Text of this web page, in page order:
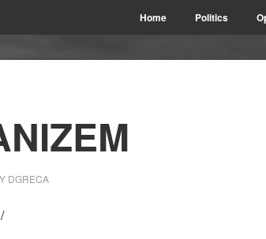
Home Politics
DGRECA